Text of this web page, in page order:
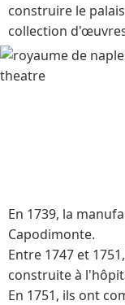
construire le
collection
En 1739, la
Capodimonte.
Entre 1747 et
construite à
En 1751, ils ont